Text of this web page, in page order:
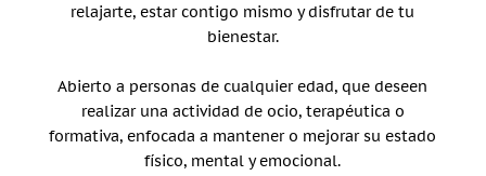
relajarte, estar contigo mismo y disfrutar de tu
bienestar.
Abierto a personas de cualquier edad, que deseen
realizar una actividad de ocio, terapéutica o
formativa, enfocada a mantener o mejorar su estado
físico, mental y emocional.